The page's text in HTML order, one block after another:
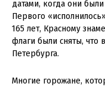
датами, когда они
Первого
165 лет, Красному
флаги были сняты, что
Петербурга.
Многие горожане,